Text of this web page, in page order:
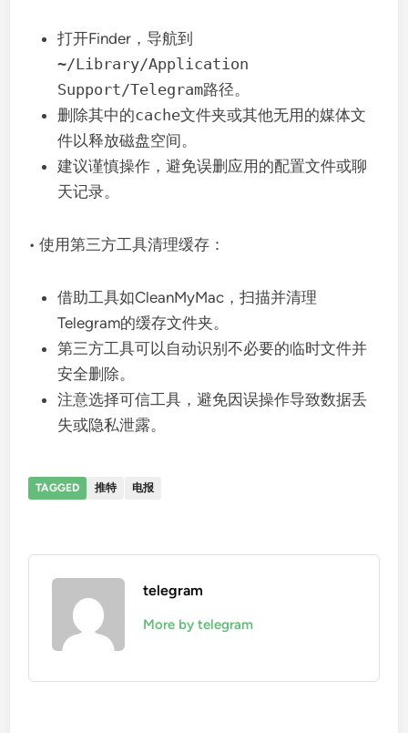
打开Finder，导航到
~/Library/Application
Support/Telegram路径。
删除其中的cache文件夹或其他无用的媒体文
件以释放磁盘空间。
建议谨慎操作，避免误删应用的配置文件或聊
天记录。
• 使用第三方工具清理缓存：
借助工具如CleanMyMac，扫描并清理
Telegram的缓存文件夹。
第三方工具可以自动识别不必要的临时文件并
安全删除。
注意选择可信工具，避免因误操作导致数据丢
失或隐私泄露。
TAGGED 推特 电报
telegram
More by telegram